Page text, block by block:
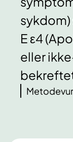
E ε4
eller